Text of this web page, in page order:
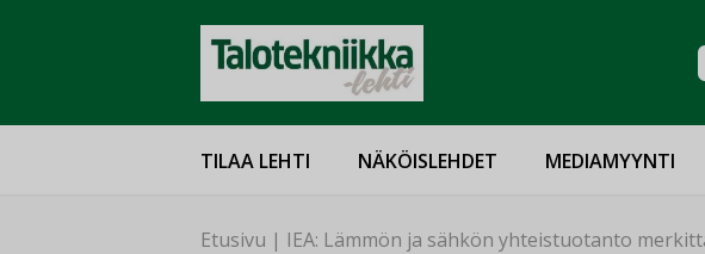
TILAA LEHTI NÄKÖISLEHDET MEDIAMYYNTI
Etusivu | IEA: Lämmön ja sähkön yhteistuotanto